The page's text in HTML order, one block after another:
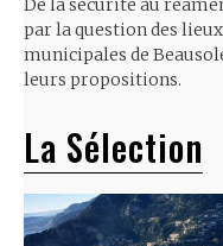
De la sécurité au
par la question des
municipales de
leurs propositions.
La Sélection